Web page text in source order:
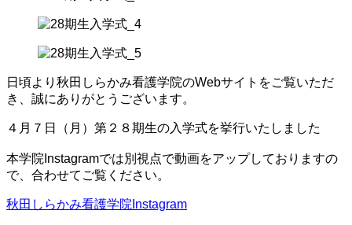
日頃より秋田しらかみ看護学院のWebサイトをご覧いただ
き、誠にありがとうございます。
４月７日（月）第２８期生の入学式を挙行いたしました
本学院Instagramでは別視点で動画をアップしておりますの
で、合わせてご覧ください。
秋田しらかみ看護学院Instagram